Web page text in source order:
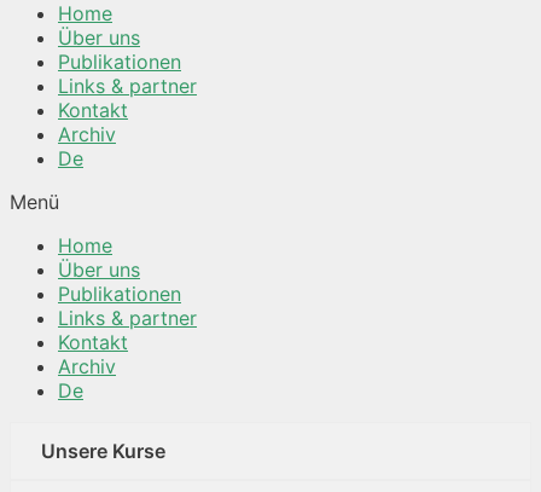
Home
Über uns
Publikationen
Links & partner
Kontakt
Archiv
De
Menü
Home
Über uns
Publikationen
Links & partner
Kontakt
Archiv
De
Unsere Kurse